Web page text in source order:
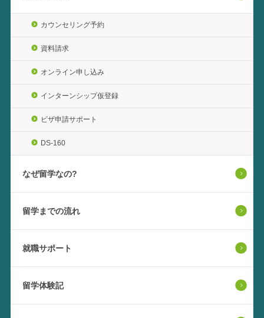
カウンセリング予約
資料請求
オンライン申し込み
インターンシップ仮登録
ビザ申請サポート
DS-160
なぜ留学なの?
留学までの流れ
就職サポート
留学体験記